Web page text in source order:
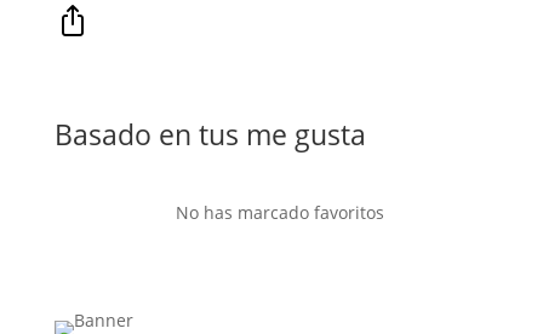
Basado en tus me gusta
No has marcado favoritos